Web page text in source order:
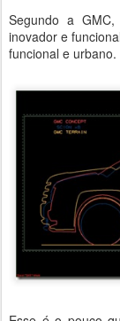
Segundo a
inovador e
funcional e urbano.